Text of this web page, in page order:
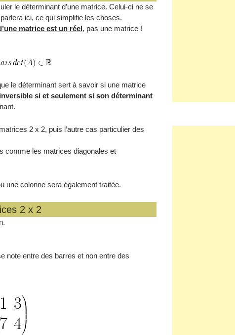
le déterminant d’une matrice. Celui-ci ne se
ici, ce qui simplifie les choses.
matrice est un réel, pas une matrice !
le déterminant sert à savoir si une matrice
si et seulement si son déterminant
2 x 2, puis l’autre cas particulier des
comme les matrices diagonales et
une colonne sera également traitée.
2 x 2
note entre des barres et non entre des